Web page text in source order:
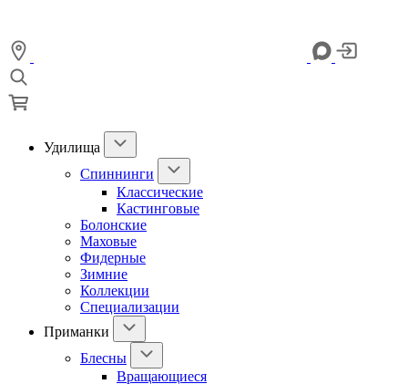
Удилища
Спиннинги
Классические
Кастинговые
Болонские
Маховые
Фидерные
Зимние
Коллекции
Специализации
Приманки
Блесны
Вращающиеся